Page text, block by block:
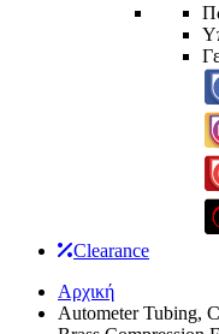
Clearance
Αρχική
Autometer Tubing,